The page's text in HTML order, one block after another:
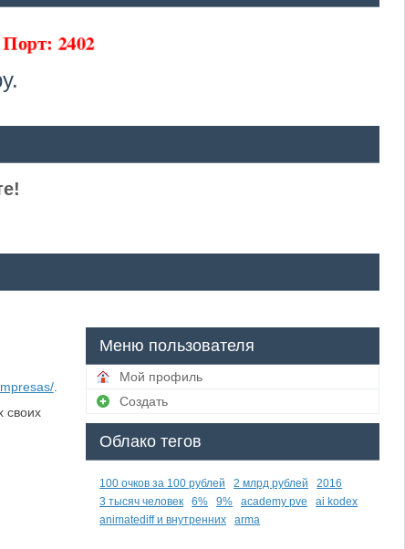
Порт: 2402
.
своих
Меню пользователя
Мой профиль
Создать
Облако тегов
100 очков за 100 рублей 2 млрд рублей
2016
3 тысяч человек
6% 9% academy pve
ai kodex
animatediff и внутренних
arma